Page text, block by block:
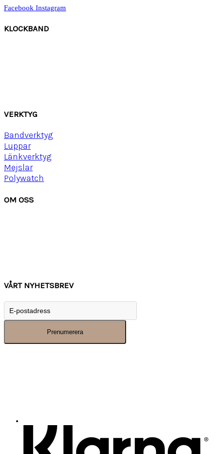
Facebook Instagram
KLOCKBAND
VERKTYG
Bandverktyg
Luppar
Länkverktyg
Mejslar
Polywatch
OM OSS
VÅRT NYHETSBREV